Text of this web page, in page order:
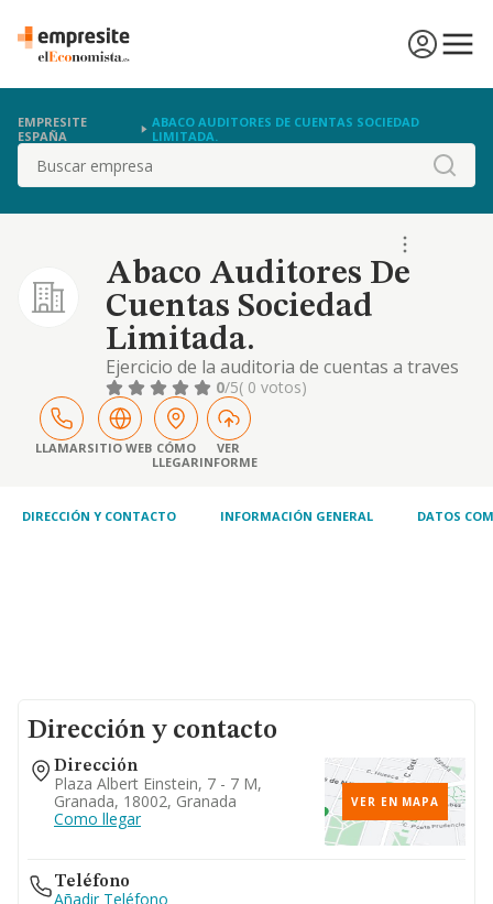
EMPRESITE
ESPAÑA
ABACO AUDITORES DE CUENTAS SOCIEDAD
LIMITADA.
Buscar
Abaco Auditores De
Cuentas Sociedad
Limitada.
Ejercicio de la auditoria de cuentas a traves
de personas fisicas, socios, asociados,
colaboradores que reunan las condiciones
legales para dicho ejercicio. prestacion
servicios a empresas, particulares de
teneduria de l
0/5( 0 votos)
LLAMARSITIO WEB CÓMO
LLEGAR
VER
INFORME
DIRECCIÓN Y CONTACTO INFORMACIÓN GENERAL DATOS
Dirección y contacto
Dirección
Plaza Albert Einstein, 7 - 7 M,
Granada, 18002, Granada
Como llegar
VER EN MAPA
Teléfono
Añadir Teléfono